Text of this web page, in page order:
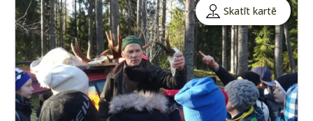
Skatīt kartē